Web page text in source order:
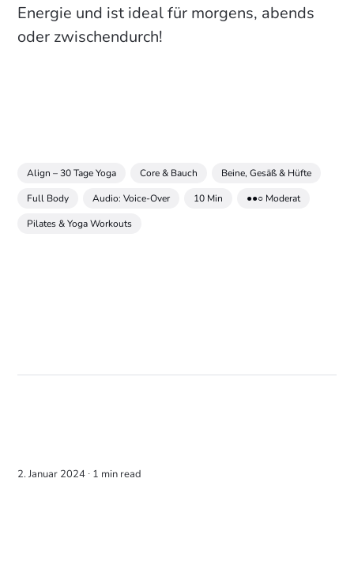
Energie und ist ideal für morgens, abends
oder zwischendurch!
Align – 30 Tage Yoga Core & Bauch
Beine, Gesäß & Hüfte
Full Body
Audio: Voice-Over 10 Min
●●○ Moderat
Pilates & Yoga Workouts
2. Januar 2024 ∙ 1 min read